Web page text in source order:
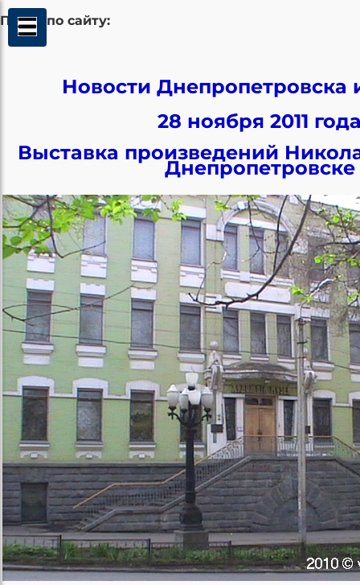
Поиск по сайту:
Новости Днепропетровска
28 ноября 2011
Выставка произведений
Днепропетровске